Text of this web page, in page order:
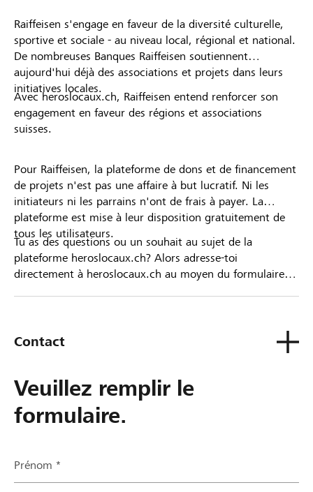
Raiffeisen s'engage en faveur de la diversité culturelle,
sportive et sociale - au niveau local, régional et national.
De nombreuses Banques Raiffeisen soutiennent
aujourd'hui déjà des associations et projets dans leurs
initiatives locales.
Avec heroslocaux.ch, Raiffeisen entend renforcer son
engagement en faveur des régions et associations
suisses.
Pour Raiffeisen, la plateforme de dons et de financement
de projets n'est pas une affaire à but lucratif. Ni les
initiateurs ni les parrains n'ont de frais à payer. La
plateforme est mise à leur disposition gratuitement de
tous les utilisateurs.
Tu as des questions ou un souhait au sujet de la
plateforme heroslocaux.ch? Alors adresse-toi
directement à heroslocaux.ch au moyen du formulaire
Contact
Veuillez remplir le
formulaire.
Prénom *